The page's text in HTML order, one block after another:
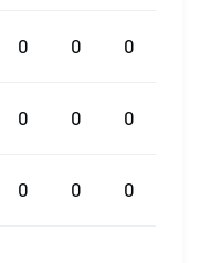
0 0 0
0 0 0
0 0 0